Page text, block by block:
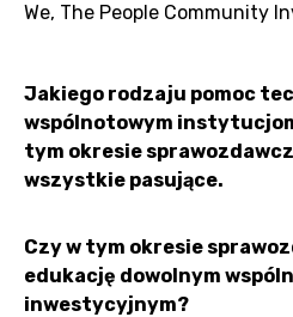
We, The People Community
Jakiego rodzaju pomoc
wspólnotowym
tym okresie
wszystkie pasujące.
Czy w tym okresie
edukację dowolnym
inwestycyjnym?